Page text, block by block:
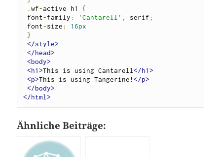
.wf-active h1 {
font-family: 'Cantarell' , serif;
font-size:
16px
}
</style>
</head>
<body>
<h1>This is using Cantarell</h1>
<p>This is using Tangerine!</p>
</body>
</html>
Ähnliche Beiträge: